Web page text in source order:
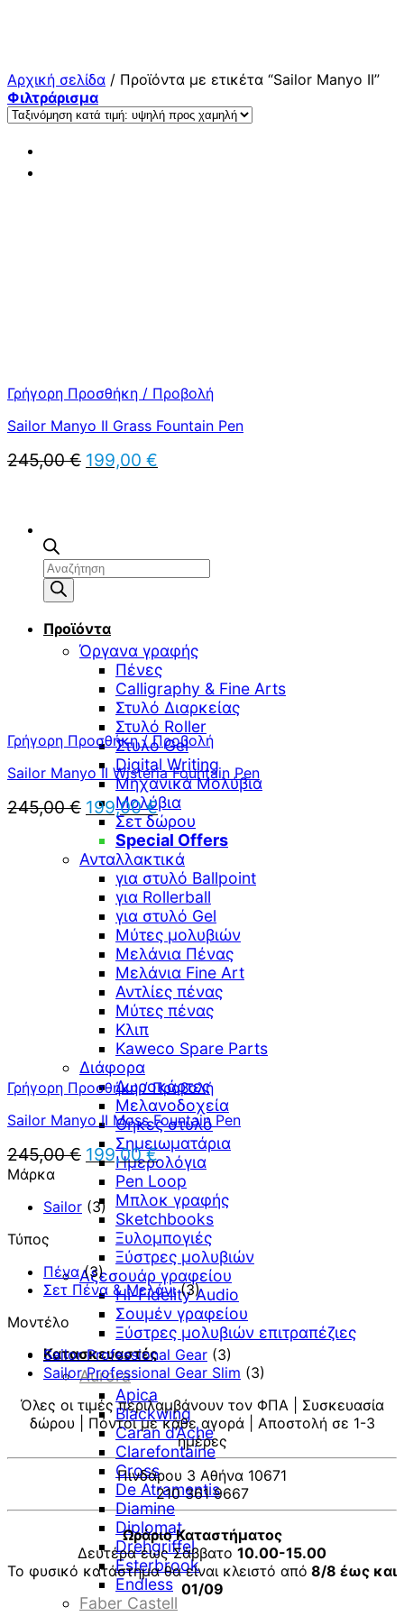
Αναζήτηση
προϊόντων
Προϊόντα
Όργανα γραφής
Πένες
Calligraphy & Fine Arts
Στυλό Διαρκείας
Στυλό Roller
Στυλό Gel
Digital Writing
Μηχανικά Μολύβια
Μολύβια
Σετ δώρου
Special Offers
Ανταλλακτικά
για στυλό Ballpoint
για Rollerball
για στυλό Gel
Μύτες μολυβιών
Μελάνια Πένας
Μελάνια Fine Art
Αντλίες πένας
Μύτες πένας
Κλιπ
Kaweco Spare Parts
Διάφορα
Δωροκάρτες
Μελανοδοχεία
Θήκες στυλό
Σημειωματάρια
Ημερολόγια
Pen Loop
Μπλοκ γραφής
Sketchbooks
Ξυλομπογιές
Ξύστρες μολυβιών
Αξεσουάρ γραφείου
Hi-Fidelity Audio
Σουμέν γραφείου
Ξύστρες μολυβιών επιτραπέζιες
Κατασκευαστές
Aurora
Apica
Blackwing
Caran d’Ache
Clarefontaine
Cross
De Atramentis
Diamine
Diplomat
Drehgriffel
Esterbrook
Endless
Faber Castell
Αρχική σελίδα / Προϊόντα με ετικέτα “Sailor Manyo II”
Φιλτράρισμα
Γρήγορη Προσθήκη / Προβολή
Sailor Manyo II Grass Fountain Pen
245,00€ Original
price
199,00 €
Γρήγορη Προσθήκη / Προβολή
Sailor Manyo II Wisteria Fountain Pen
245,00€ Original
price
was:
245,00 €.
199,00€Η
τρέχουσα
τιμή
είναι:
199,00 €.
Γρήγορη Προσθήκη / Προβολή
Sailor Manyo II Moss Fountain Pen
245,00€ Original
price
was:
245,00 €.
199,00€Η
τρέχουσα
τιμή
είναι:
199,00 €.
Μάρκα
Sailor (3)
Τύπος
Πένα (3)
Σετ Πένα & Μελάνι (3)
Μοντέλο
Sailor Professional Gear (3)
Sailor Professional Gear Slim (3)
Όλες οι τιμές περιλαμβάνουν τον ΦΠΑ | Συσκευασία
δώρου | Πόντοι με κάθε αγορά | Αποστολή σε 1-3
ημέρες
Πινδάρου 3 Αθήνα 10671
210 361 9667
Ωράριο Καταστήματος
Δευτέρα έως Σάββατο 10.00-15.00
Το φυσικό κατάστημα θα είναι κλειστό από 8/8 έως και
01/09